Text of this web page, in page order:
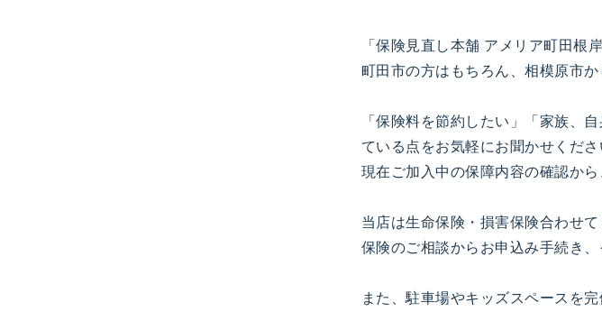
「保険見直し本舗 アメリア町田根
町田市の方はもちろん、相模原市か
「保険料を節約したい」「家族、
ている点をお気軽にお聞かせくださ
現在ご加入中の保障内容の確認か
当店は生命保険・損害保険合わせ
保険のご相談からお申込み手続き
また、駐車場やキッズスペースを